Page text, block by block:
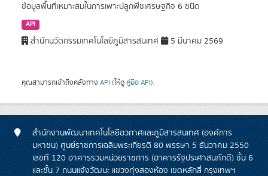
ข้อมูลพื้นที่เหมาะสมในการเพาะปลูกพืชเศรษฐกิจ 6 ชนิด
API
สำนักนวัตกรรมเทคโนโลยีภูมิสารสนเทศ 5 มีนาคม 2569
คุณสามารถเข้าถึงคลังทาง API (ให้ดู คู่มือ API).
สำนักงานพัฒนาเทคโนโลยีอวกาศและภูมิสารสนเทศ (องค์การ
มหาชน) ศูนย์ราชการเฉลิมพระเกียรติ 80 พรรษา 5 ธันวาคม 2550
เลขที่ 120 อาคารรวมหน่วยราชการ (อาคารรัฐประศาสนภักดี) ชั้น 6
และชั้น 7 ถนนแจ้งวัฒนะ แขวงทุ่งสองห้อง เขตหลักสี่ กรุงเทพฯ